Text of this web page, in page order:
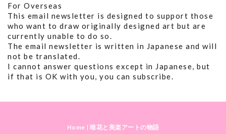
For Overseas
This email newsletter is designed to support those
who want to draw originally designed art but are
currently unable to do so.
The email newsletter is written in Japanese and will
not be translated.
I cannot answer questions except in Japanese, but
if that is OK with you, you can subscribe.
Home | 唯花と美楽アートの物語